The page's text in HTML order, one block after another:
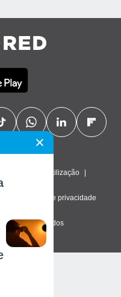
Termos de utilização
Definições de privacidade
reservados